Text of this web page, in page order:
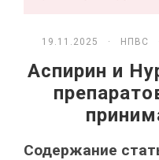
19.11.2025 · НПВС
Аспирин и
Содержание